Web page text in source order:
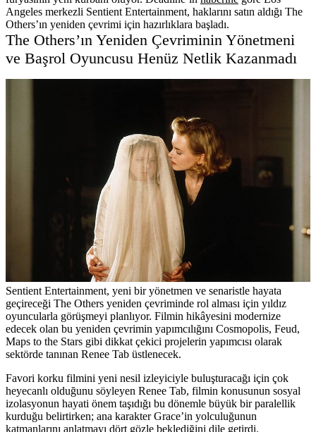
Angeles merkezli Sentient Entertainment, haklarını satın aldığı The
Others’ın yeniden çevrimi için hazırlıklara başladı.
The Others’ın Yeniden Çevriminin Yönetmeni
ve Başrol Oyuncusu Henüz Netlik Kazanmadı
Sentient Entertainment, yeni bir yönetmen ve senaristle hayata
geçireceği The Others yeniden çevriminde rol alması için yıldız
oyuncularla görüşmeyi planlıyor. Filmin hikâyesini modernize
edecek olan bu yeniden çevrimin yapımcılığını Cosmopolis, Feud,
Maps to the Stars gibi dikkat çekici projelerin yapımcısı olarak
sektörde tanınan Renee Tab üstlenecek.
Favori korku filmini yeni nesil izleyiciyle buluşturacağı için çok
heyecanlı olduğunu söyleyen Renee Tab, filmin konusunun sosyal
izolasyonun hayati önem taşıdığı bu dönemle büyük bir paralellik
kurduğu belirtirken; ana karakter Grace’in yolculuğunun
katmanlarını anlatmayı dört gözle beklediğini dile getirdi.